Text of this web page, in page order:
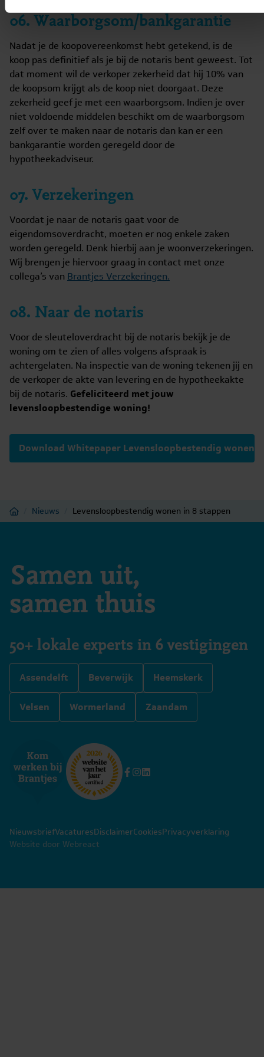
06. Waarborgsom/bankgarantie
Nadat je de koopovereenkomst hebt getekend, is de
koop pas definitief als je bij de notaris bent geweest. Tot
dat moment wil de verkoper zekerheid dat hij 10% van
de koopsom krijgt als de koop niet doorgaat. Deze
zekerheid geef je met een waarborgsom. Indien je over
niet voldoende middelen beschikt om de waarborgsom
zelf over te maken naar de notaris dan kan er een
bankgarantie worden geregeld door de
hypotheekadviseur.
07. Verzekeringen
Voordat je naar de notaris gaat voor de
eigendomsoverdracht, moeten er nog enkele zaken
worden geregeld. Denk hierbij aan je woonverzekeringen.
Wij brengen je hiervoor graag in contact met onze
collega’s van Brantjes Verzekeringen.
08. Naar de notaris
Voor de sleuteloverdracht bij de notaris bekijk je de
woning om te zien of alles volgens afspraak is
achtergelaten. Na inspectie van de woning tekenen jij en
de verkoper de akte van levering en de hypotheekakte
bij de notaris. Gefeliciteerd met jouw
levensloopbestendige woning!
Download Whitepaper Levensloopbestendig wonen
Home Nieuws Levensloopbestendig wonen in 8 stappen
Samen uit,
samen thuis
50+ lokale experts in 6 vestigingen
Assendelft Beverwijk Heemskerk
Velsen Wormerland Zaandam
NieuwsbriefVacaturesDisclaimerCookiesPrivacyverklaring
Website door Webreact